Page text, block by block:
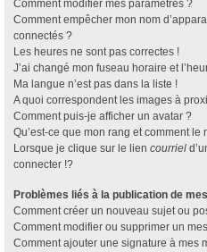
Comment modifier mes paramètres ?
Comment empêcher mon nom
connectés ?
Les heures ne sont pas correctes !
J’ai changé mon fuseau horaire et
Ma langue n’est pas dans la liste !
A quoi correspondent les images à
Comment puis-je afficher un avatar ?
Qu’est-ce que mon rang et comment le
Lorsque je clique sur le lien courriel
connecter !?
Problèmes liés à la publication de
Comment créer un nouveau sujet ou
Comment modifier ou supprimer un
Comment ajouter une signature à mes